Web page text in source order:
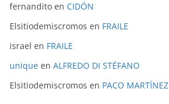
fernandito en CIDÓN
Elsitiodemiscromos en FRAILE
israel en FRAILE
unique en ALFREDO DI STÉFANO
Elsitiodemiscromos en PACO MARTÍNEZ